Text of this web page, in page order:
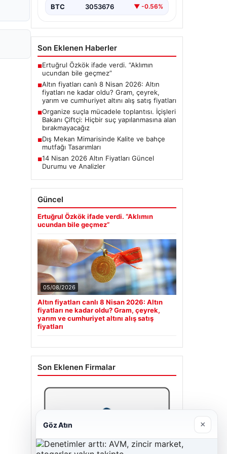
BTC 3053676 ▼ -0.56%
Son Eklenen Haberler
■Ertuğrul Özkök ifade verdi. “Aklımın
ucundan bile geçmez”
■Altın fiyatları canlı 8 Nisan 2026: Altın
fiyatları ne kadar oldu? Gram, çeyrek,
yarım ve cumhuriyet altını alış satış fiyatları
■Organize suçla mücadele toplantısı. İçişleri
Bakanı Çiftçi: Hiçbir suç yapılanmasına alan
bırakmayacağız
■Dış Mekan Mimarisinde Kalite ve bahçe
mutfağı Tasarımları
■14 Nisan 2026 Altın Fiyatları Güncel
Durumu ve Analizler
Güncel
Ertuğrul Özkök ifade verdi. “Aklımın
ucundan bile geçmez”
05/08/2026
Altın fiyatları canlı 8 Nisan 2026: Altın
fiyatları ne kadar oldu? Gram, çeyrek,
yarım ve cumhuriyet altını alış satış
fiyatları
Son Eklenen Firmalar
Göz Atın ×